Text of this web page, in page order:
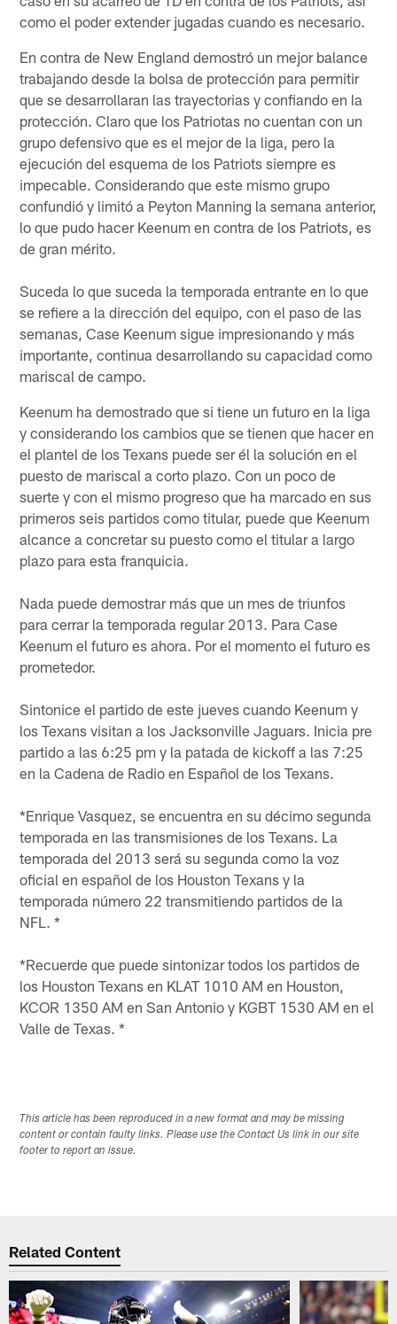
como el poder extender jugadas cuando es necesario.
En contra de New England demostró un mejor balance
trabajando desde la bolsa de protección para permitir
que se desarrollaran las trayectorias y confiando en la
protección. Claro que los Patriotas no cuentan con un
grupo defensivo que es el mejor de la liga, pero la
ejecución del esquema de los Patriots siempre es
impecable. Considerando que este mismo grupo
confundió y limitó a Peyton Manning la semana anterior,
lo que pudo hacer Keenum en contra de los Patriots, es
de gran mérito.
Suceda lo que suceda la temporada entrante en lo que
se refiere a la dirección del equipo, con el paso de las
semanas, Case Keenum sigue impresionando y más
importante, continua desarrollando su capacidad como
mariscal de campo.
Keenum ha demostrado que si tiene un futuro en la liga
y considerando los cambios que se tienen que hacer en
el plantel de los Texans puede ser él la solución en el
puesto de mariscal a corto plazo. Con un poco de
suerte y con el mismo progreso que ha marcado en sus
primeros seis partidos como titular, puede que Keenum
alcance a concretar su puesto como el titular a largo
plazo para esta franquicia.
Nada puede demostrar más que un mes de triunfos
para cerrar la temporada regular 2013. Para Case
Keenum el futuro es ahora. Por el momento el futuro es
prometedor.
Sintonice el partido de este jueves cuando Keenum y
los Texans visitan a los Jacksonville Jaguars. Inicia pre
partido a las 6:25 pm y la patada de kickoff a las 7:25
en la Cadena de Radio en Español de los Texans.
*Enrique Vasquez, se encuentra en su décimo segunda
temporada en las transmisiones de los Texans. La
temporada del 2013 será su segunda como la voz
oficial en español de los Houston Texans y la
temporada número 22 transmitiendo partidos de la
NFL. *
*Recuerde que puede sintonizar todos los partidos de
los Houston Texans en KLAT 1010 AM en Houston,
KCOR 1350 AM en San Antonio y KGBT 1530 AM en el
Valle de Texas. *
This article has been reproduced in a new format and may be missing
content or contain faulty links. Please use the Contact Us link in our site
footer to report an issue.
Related Content